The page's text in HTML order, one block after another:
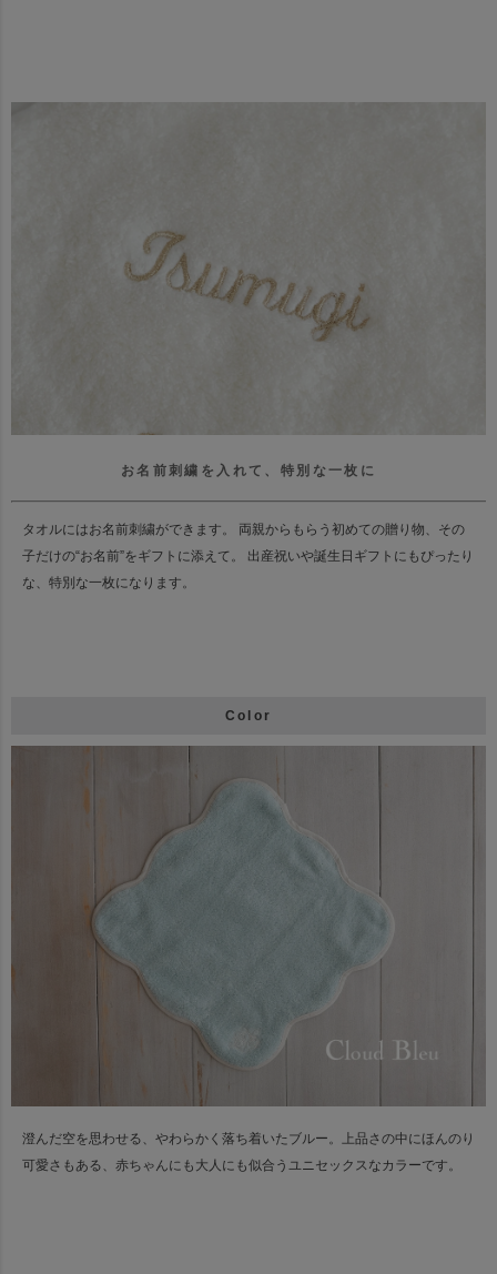
お名前刺繍を入れて、特別な一枚に
タオルにはお名前刺繍ができます。
両親からもらう初めての贈り物、その
子だけの“お名前”をギフトに添えて。
出産祝いや誕生日ギフトにもぴったり
な、特別な一枚になります。
Color
澄んだ空を思わせる、やわらかく落ち着いたブルー。
上品さの中にほんのり
可愛さもある、赤ちゃんにも大人にも似合うユニセックスなカラーです。